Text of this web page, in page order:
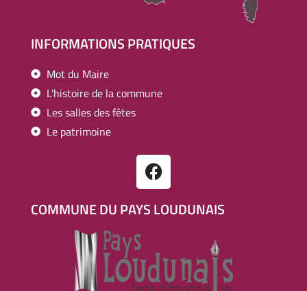
INFORMATIONS PRATIQUES
Mot du Maire
L'histoire de la commune
Les salles des fêtes
Le patrimoine
COMMUNE DU PAYS LOUDUNAIS